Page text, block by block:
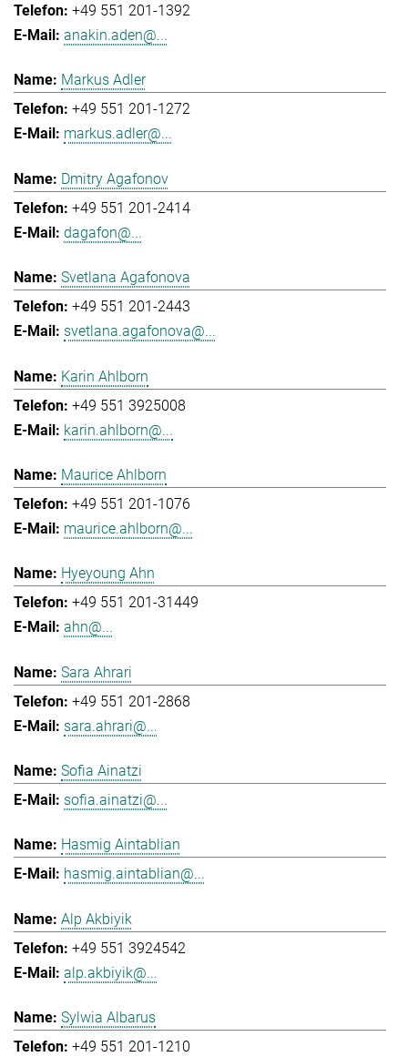
+49 551 201-1392
anakin.aden@...
Markus Adler
+49 551 201-1272
markus.adler@...
Dmitry Agafonov
+49 551 201-2414
dagafon@...
Svetlana Agafonova
+49 551 201-2443
svetlana.agafonova@...
Karin Ahlborn
+49 551 3925008
karin.ahlborn@...
Maurice Ahlborn
+49 551 201-1076
maurice.ahlborn@...
Hyeyoung Ahn
+49 551 201-31449
ahn@...
Sara Ahrari
+49 551 201-2868
sara.ahrari@...
Sofia Ainatzi
sofia.ainatzi@...
Hasmig Aintablian
hasmig.aintablian@...
Alp Akbiyik
+49 551 3924542
alp.akbiyik@...
Sylwia Albarus
+49 551 201-1210